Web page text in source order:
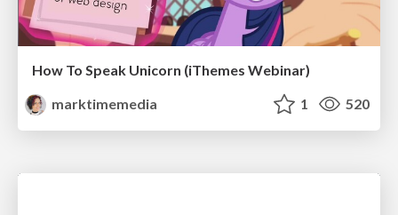
How To Speak Unicorn (iThemes Webinar)
marktimemedia
1 520